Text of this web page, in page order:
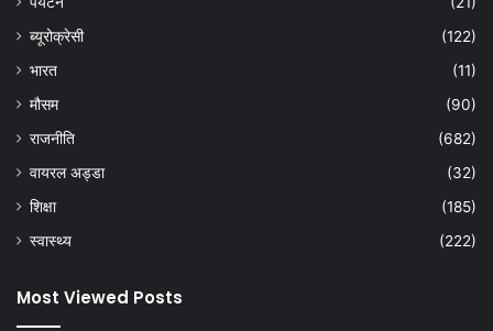
ब्यूरोक्रेसी
(122)
भारत
(11)
मौसम
(90)
राजनीति
(682)
वायरल अड्डा
(32)
शिक्षा
(185)
स्वास्थ्य
(222)
Most Viewed Posts